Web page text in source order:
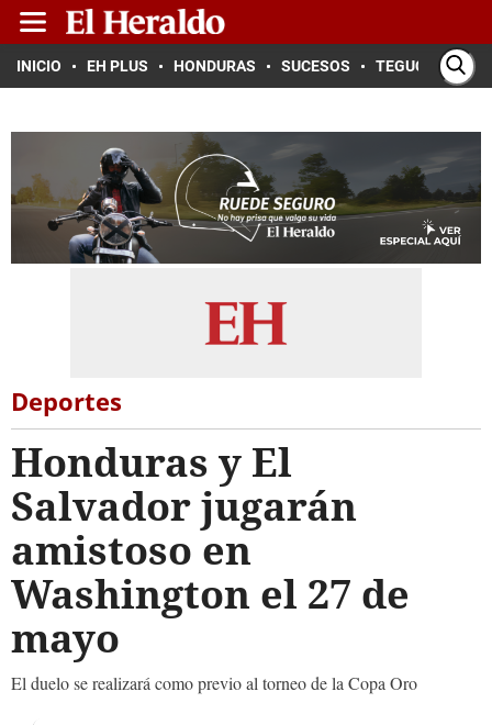
INICIO EH PLUS HONDURAS SUCESOS TEGUCIGALPA
Deportes
Honduras y El
Salvador jugarán
amistoso en
Washington el 27 de
mayo
El duelo se realizará como previo al torneo de la Copa Oro